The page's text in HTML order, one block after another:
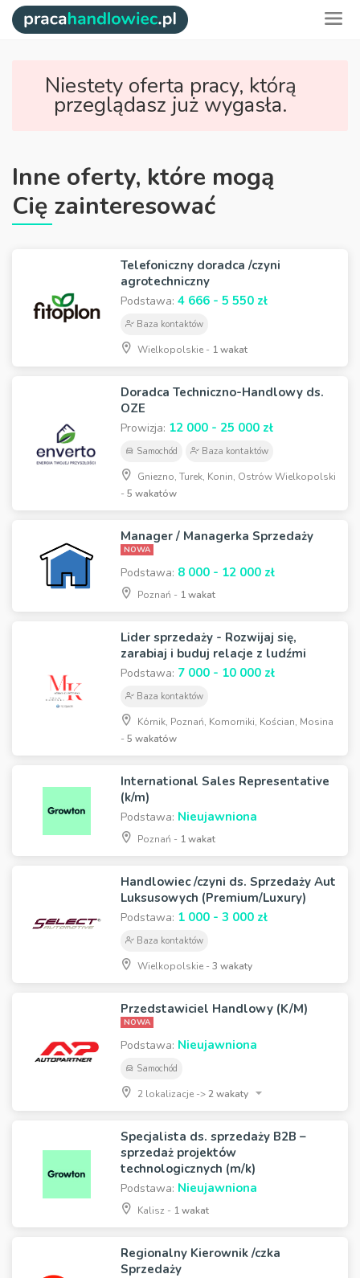
Niestety oferta pracy, którą
przeglądasz już wygasła.
Inne oferty, które mogą
Cię zainteresować
Telefoniczny doradca /czyni
agrotechniczny
Podstawa: 4 666 - 5 550 zł
Baza kontaktów
Wielkopolskie - 1 wakat
Doradca Techniczno-Handlowy ds.
OZE
Prowizja: 12 000 - 25 000 zł
Samochód Baza kontaktów
Gniezno, Turek, Konin, Ostrów Wielkopolski
-5 wakatów
Manager / Managerka Sprzedaży
NOWA
Podstawa: 8 000 - 12 000 zł
Poznań - 1 wakat
Lider sprzedaży - Rozwijaj się,
zarabiaj i buduj relacje z ludźmi
Podstawa: 7 000 - 10 000 zł
Baza kontaktów
Kórnik, Poznań, Komorniki, Kościan, Mosina
-5 wakatów
International Sales Representative
(k/m)
Podstawa: Nieujawniona
Poznań - 1 wakat
Handlowiec /czyni ds. Sprzedaży Aut
Luksusowych (Premium/Luxury)
Podstawa: 1 000 - 3 000 zł
Baza kontaktów
Wielkopolskie -3 wakaty
Przedstawiciel Handlowy (K/M)
NOWA
Podstawa: Nieujawniona
Samochód
2 lokalizacje ->2 wakaty
Specjalista ds. sprzedaży B2B –
sprzedaż projektów
technologicznych (m/k)
Podstawa: Nieujawniona
Kalisz - 1 wakat
Regionalny Kierownik /czka
Sprzedaży